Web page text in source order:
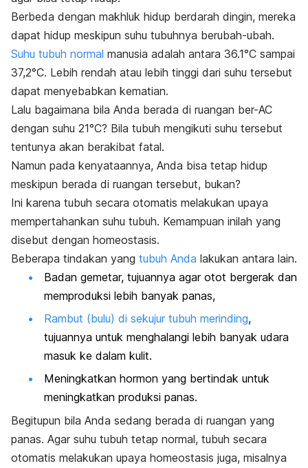
Berbeda dengan makhluk hidup berdarah dingin, mereka
dapat hidup meskipun suhu tubuhnya berubah-ubah.
Suhu tubuh normal manusia adalah antara 36.1°C sampai
37,2°C. Lebih rendah atau lebih tinggi dari suhu tersebut
dapat menyebabkan kematian.
Lalu bagaimana bila Anda berada di ruangan ber-AC
dengan suhu 21°C? Bila tubuh mengikuti suhu tersebut
tentunya akan berakibat fatal.
Namun pada kenyataannya, Anda bisa tetap hidup
meskipun berada di ruangan tersebut, bukan?
Ini karena tubuh secara otomatis melakukan upaya
mempertahankan suhu tubuh. Kemampuan inilah yang
disebut dengan homeostasis.
Beberapa tindakan yang tubuh Anda lakukan antara lain.
Badan gemetar, tujuannya agar otot bergerak dan
memproduksi lebih banyak panas,
Rambut (bulu) di sekujur tubuh merinding,
tujuannya untuk menghalangi lebih banyak udara
masuk ke dalam kulit.
Meningkatkan hormon yang bertindak untuk
meningkatkan produksi panas.
Begitupun bila Anda sedang berada di ruangan yang
panas. Agar suhu tubuh tetap normal, tubuh secara
otomatis melakukan upaya homeostasis juga, misalnya